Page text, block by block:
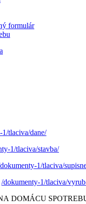
formulár
tlaciva/dane/
1/tlaciva/stavba/
1/tlaciva/
/dokumenty-1/tlaciva/
DOMÁCU